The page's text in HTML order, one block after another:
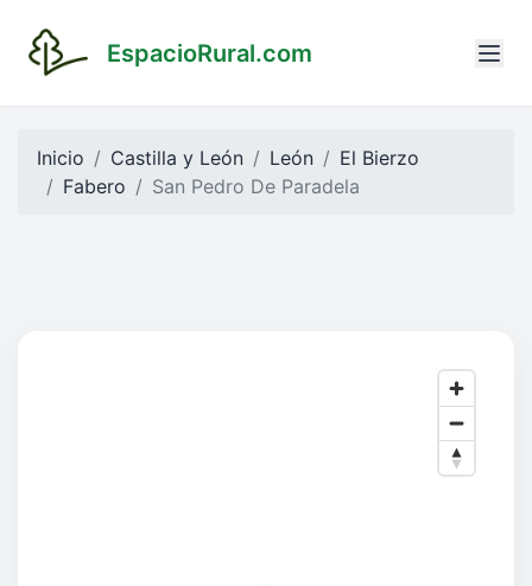
EspacioRural.com
Inicio Castilla y León León
El Bierzo
Fabero
San Pedro De Paradela